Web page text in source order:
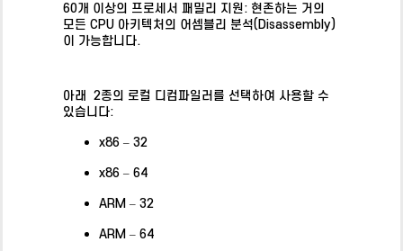
60개 이상의 프로세서 패밀리 지원: 현존하는 거의
모든 CPU 아키텍처의 어셈블리 분석(Disassembly)
이 가능합니다.
아래 2종의 로컬 디컴파일러를 선택하여 사용할 수
있습니다:
x86 – 32
x86 – 64
ARM – 32
ARM – 64